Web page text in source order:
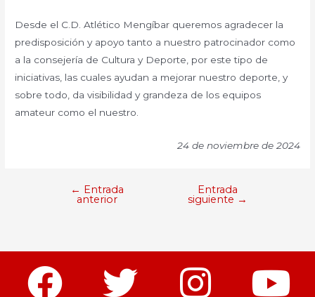
Desde el C.D. Atlético Mengíbar queremos agradecer la
predisposición y apoyo tanto a nuestro patrocinador como
a la consejería de Cultura y Deporte, por este tipo de
iniciativas, las cuales ayudan a mejorar nuestro deporte, y
sobre todo, da visibilidad y grandeza de los equipos
amateur como el nuestro.
24 de noviembre de 2024
← Entrada
anterior
Entrada
siguiente →